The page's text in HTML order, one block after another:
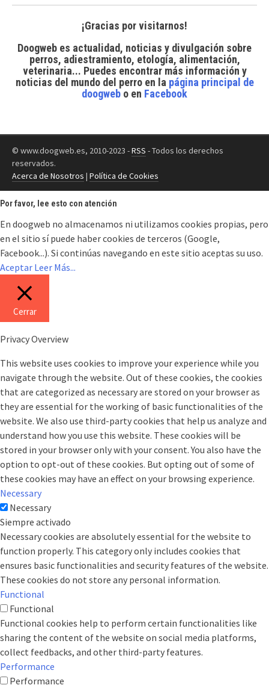
¡Gracias por visitarnos!
Doogweb es actualidad, noticias y divulgación sobre
perros, adiestramiento, etología, alimentación,
veterinaria... Puedes encontrar más información y
noticias del mundo del perroen la página principal de
doogweb o en Facebook
© www.doogweb.es, 2010-2023 -RSS - Todos los derechos
reservados.
Acerca de Nosotros | Política de Cookies
Por favor, lee esto con atención
En doogweb no almacenamos ni utilizamos cookies propias, pero
en el sitio sí puede haber cookies de terceros (Google,
Facebook...). Si continúas navegando en este sitio aceptas su uso.
Aceptar Leer Más...
Cerrar
Privacy Overview
This website uses cookies to improve your experience while you
navigate through the website. Out of these cookies, the cookies
that are categorized as necessary are stored on your browser as
they are essential for the working of basic functionalities of the
website. We also use third-party cookies that help us analyze and
understand how you use this website. These cookies will be
stored in your browser only with your consent. You also have the
option to opt-out of these cookies. But opting out of some of
these cookies may have an effect on your browsing experience.
Necessary
Necessary
Siempre activado
Necessary cookies are absolutely essential for the website to
function properly. This category only includes cookies that
ensures basic functionalities and security features of the website.
These cookies do not store any personal information.
Functional
Functional
Functional cookies help to perform certain functionalities like
sharing the content of the website on social media platforms,
collect feedbacks, and other third-party features.
Performance
Performance